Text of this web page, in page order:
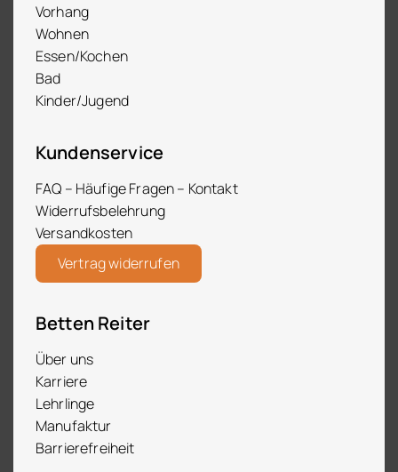
Vorhang
Wohnen
Essen/Kochen
Bad
Kinder/Jugend
Kundenservice
FAQ – Häufige Fragen – Kontakt
Widerrufsbelehrung
Versandkosten
Vertrag widerrufen
Betten Reiter
Über uns
Karriere
Lehrlinge
Manufaktur
Barrierefreiheit